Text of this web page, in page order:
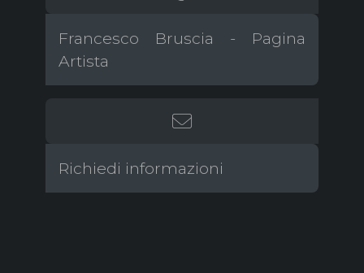
Francesco Bruscia - Pagina
Artista
Richiedi informazioni